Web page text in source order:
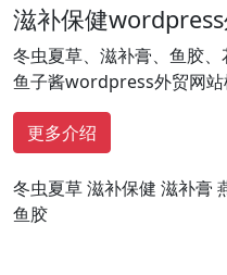
滋补保健
冬虫夏草、滋补膏、鱼胶、
鱼子酱wordpress外贸网站
更多介绍
冬虫夏草滋补保健 滋补膏
鱼胶